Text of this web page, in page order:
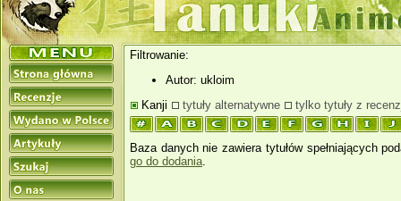
Filtrowanie:
Autor: ukloim
Kanji
tytuły alternatywne tylko tytuły z
Baza danych nie zawiera tytułów spełniających
go do dodania.